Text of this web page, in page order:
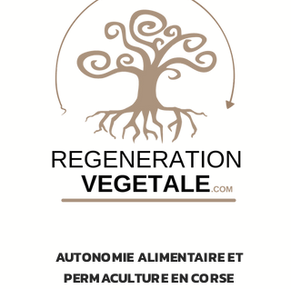
AUTONOMIE ALIMENTAIRE ET
PERMACULTURE EN CORSE